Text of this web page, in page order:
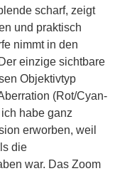
scharf, zeigt
und praktisch
nimmt in den
einzige sichtbare
Objektivtyp
(Rot/Cyan-
habe ganz
erworben, weil
die
war. Das Zoom